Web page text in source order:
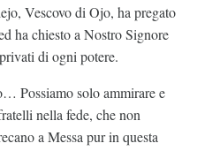
Vescovo di Ojo, ha pregato
ha chiesto a Nostro Signore
di ogni potere.
Possiamo solo ammirare e
nella fede, che non
a Messa pur in questa